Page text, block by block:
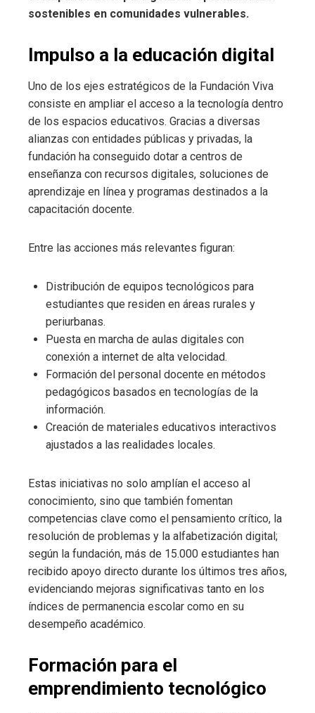
sostenibles en comunidades vulnerables.
Impulso a la educación digital
Uno de los ejes estratégicos de la Fundación Viva
consiste en ampliar el acceso a la tecnología dentro
de los espacios educativos. Gracias a diversas
alianzas con entidades públicas y privadas, la
fundación ha conseguido dotar a centros de
enseñanza con recursos digitales, soluciones de
aprendizaje en línea y programas destinados a la
capacitación docente.
Entre las acciones más relevantes figuran:
Distribución de equipos tecnológicos para
estudiantes que residen en áreas rurales y
periurbanas.
Puesta en marcha de aulas digitales con
conexión a internet de alta velocidad.
Formación del personal docente en métodos
pedagógicos basados en tecnologías de la
información.
Creación de materiales educativos interactivos
ajustados a las realidades locales.
Estas iniciativas no solo amplían el acceso al
conocimiento, sino que también fomentan
competencias clave como el pensamiento crítico, la
resolución de problemas y la alfabetización digital;
según la fundación, más de 15.000 estudiantes han
recibido apoyo directo durante los últimos tres años,
evidenciando mejoras significativas tanto en los
índices de permanencia escolar como en su
desempeño académico.
Formación para el
emprendimiento tecnológico